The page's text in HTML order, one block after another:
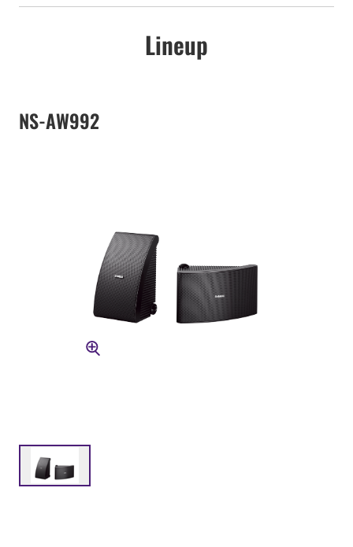
Lineup
NS-AW992